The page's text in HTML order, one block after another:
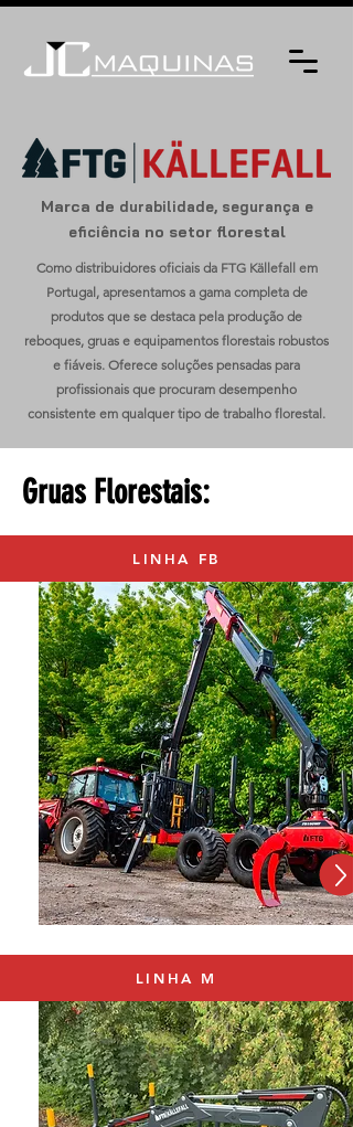
Marca de durabilidade, segurança e
eficiência no setor florestal
Como distribuidores oficiais da FTG Källefall em
Portugal, apresentamos a gama completa de
produtos que se destaca pela produção de
reboques, gruas e equipamentos florestais robustos
e fiáveis. Oferece soluções pensadas para
profissionais que procuram desempenho
consistente em qualquer tipo de trabalho florestal.
Gruas Florestais:
LINHA FB
LINHA M